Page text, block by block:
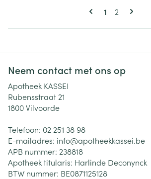
Pagina's
U lees
1 Pagina
2
Neem contact met ons op
Apotheek KASSEI
Rubensstraat 21
1800Vilvoorde
Telefoon: 02 251 38 98
E-mailadres: info@apotheekkassei.be
APB nummer: 238818
Apotheek titularis: Harlinde Deconynck
BTW nummer: BE0871125128